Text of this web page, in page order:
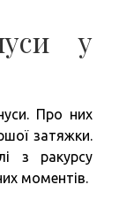
у
Про них
затяжки.
з ракурсу
моментів.